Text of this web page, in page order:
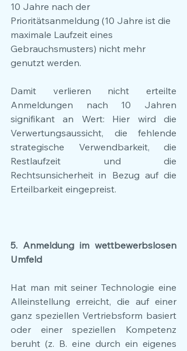
10 Jahre nach der
Prioritätsanmeldung (10 Jahre ist die
maximale Laufzeit eines
Gebrauchsmusters) nicht mehr
genutzt werden.
Damit verlieren nicht erteilte
Anmeldungen nach 10 Jahren
signifikant an Wert: Hier wird die
Verwertungsaussicht, die fehlende
strategische Verwendbarkeit, die
Restlaufzeit und die
Rechtsunsicherheit in Bezug auf die
Erteilbarkeit eingepreist.
5. Anmeldung im wettbewerbslosen
Umfeld
Hat man mit seiner Technologie eine
Alleinstellung erreicht, die auf einer
ganz speziellen Vertriebsform basiert
oder einer speziellen Kompetenz
beruht (z. B. eine durch ein eigenes